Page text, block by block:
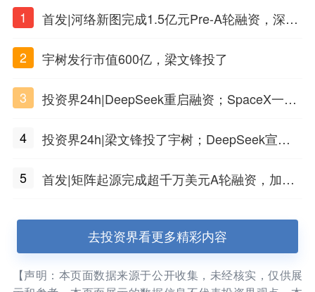
1
首发|河络新图完成1.5亿元Pre-A轮融资，深耕i
2
宇树发行市值600亿，梁文锋投了
3
投资界24h|DeepSeek重启融资；SpaceX一夜
4
投资界24h|梁文锋投了宇树；DeepSeek宣布
5
首发|矩阵起源完成超千万美元A轮融资，加速
去投资界看更多精彩内容
【声明：本页面数据来源于公开收集，未经核实，仅供展